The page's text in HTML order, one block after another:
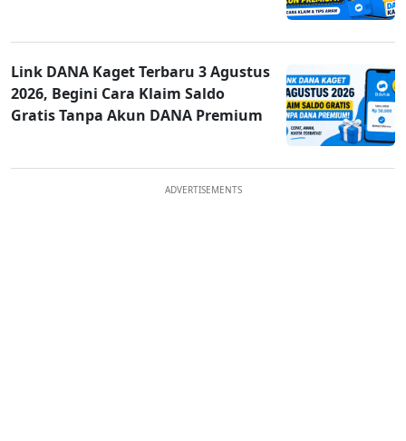
Link DANA Kaget Terbaru 3 Agustus
2026, Begini Cara Klaim Saldo
Gratis Tanpa Akun DANA Premium
ADVERTISEMENTS